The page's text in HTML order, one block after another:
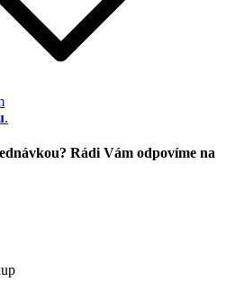
.
Rádi Vám odpovíme na